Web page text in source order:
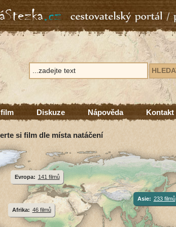
Diskuze Nápověda Kontakt
si film dle místa natáčení
Afrika: 46 filmů
Asie: 233 filmů
Evropa: 141 filmů